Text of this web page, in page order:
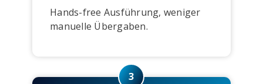
Hands-free Ausführung, weniger
manuelle Übergaben.
3